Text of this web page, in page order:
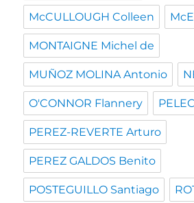
McCULLOUGH Colleen
MONTAIGNE Michel de
MUÑOZ MOLINA Antonio
O'CONNOR Flannery
PEREZ-REVERTE Arturo
PEREZ GALDOS Benito
POSTEGUILLO Santiago